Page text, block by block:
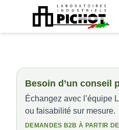
Besoin d’un conseil
Échangez avec l’équipe
ou faisabilité sur mesure.
DEMANDES B2B À PARTIR